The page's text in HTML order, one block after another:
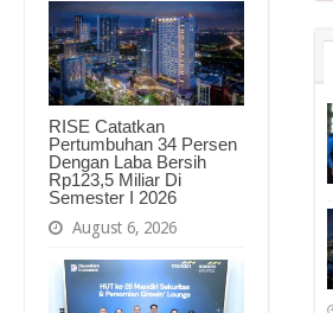
RISE Catatkan
Pertumbuhan 34 Persen
Dengan Laba Bersih
Rp123,5 Miliar Di
Semester I 2026
August 6, 2026